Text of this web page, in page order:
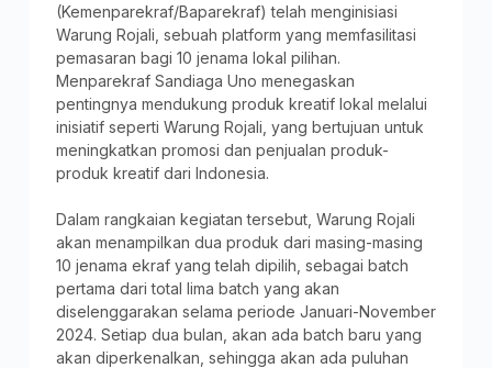
(Kemenparekraf/Baparekraf) telah menginisiasi
Warung Rojali, sebuah platform yang memfasilitasi
pemasaran bagi 10 jenama lokal pilihan.
Menparekraf Sandiaga Uno menegaskan
pentingnya mendukung produk kreatif lokal melalui
inisiatif seperti Warung Rojali, yang bertujuan untuk
meningkatkan promosi dan penjualan produk-
produk kreatif dari Indonesia.
Dalam rangkaian kegiatan tersebut, Warung Rojali
akan menampilkan dua produk dari masing-masing
10 jenama ekraf yang telah dipilih, sebagai batch
pertama dari total lima batch yang akan
diselenggarakan selama periode Januari-November
2024. Setiap dua bulan, akan ada batch baru yang
akan diperkenalkan, sehingga akan ada puluhan